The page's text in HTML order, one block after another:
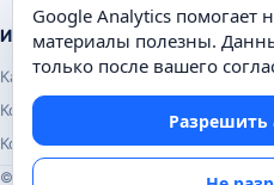
Информация
Карта сайта
Контакты
Конфиденциальность
© Почемуха.ру, 2010–2026
Google Analytics помогает
материалы полезны.
только после вашего
Разрешить